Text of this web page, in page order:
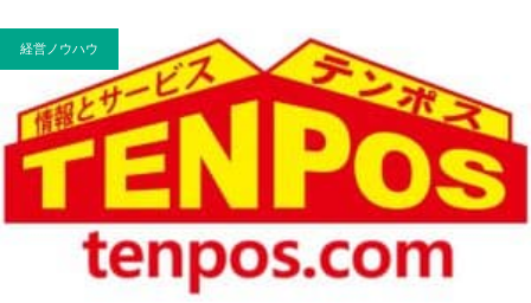
経営ノウハウ